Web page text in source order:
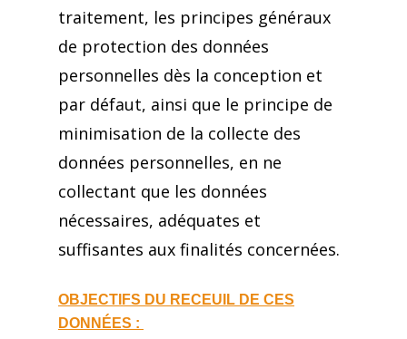
traitement, les principes généraux
de protection des données
personnelles dès la conception et
par défaut, ainsi que le principe de
minimisation de la collecte des
données personnelles, en ne
collectant que les données
nécessaires, adéquates et
suffisantes aux finalités concernées.
OBJECTIFS DU RECEUIL DE CES
DONNÉES :